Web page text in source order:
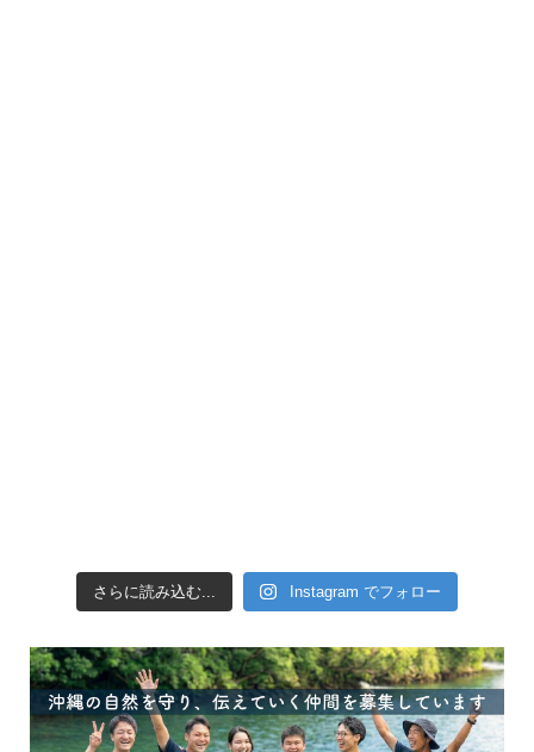
さらに読み込む... Instagram でフォロー